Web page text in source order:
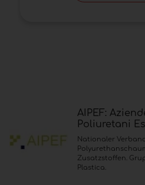
AIPEF:
Poliuretani
Nationaler
Zusatzstoffen.
Plastica.